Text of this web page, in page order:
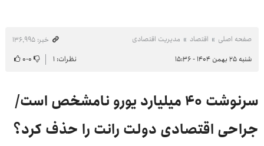
صفحه اصلی اقتصاد مدیریت اقتصادی
خبر: ۱۳۶٬۹۹۵
شنبه ۲۵ بهمن ۱۴۰۴ - ۱۵:۳۶
نظرات: ۱ ۰-۰
سرنوشت ۴۰ میلیارد یورو نامشخص است/
جراحی اقتصادی دولت رانت را حذف کرد؟